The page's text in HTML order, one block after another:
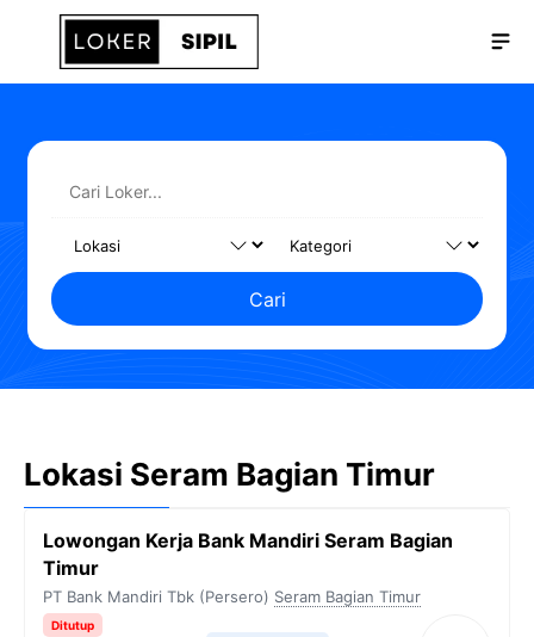
Langsung
Cari
Lokasi Seram Bagian Timur
Lowongan Kerja Bank Mandiri Seram Bagian
Timur
PT Bank Mandiri Tbk (Persero) Seram Bagian Timur
Ditutup